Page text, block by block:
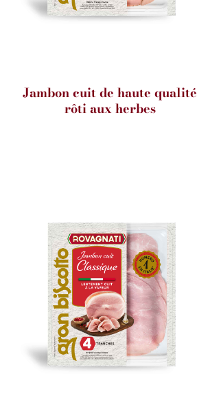
Jambon cuit de haute qualité
rôti aux herbes